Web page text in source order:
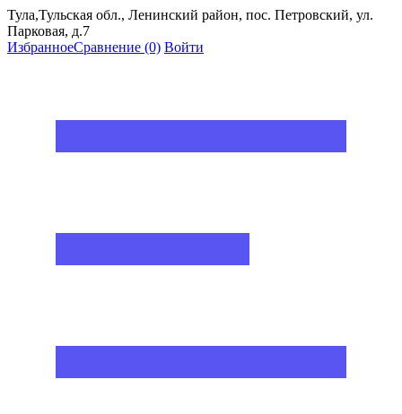
Тула,Тульская обл., Ленинский район, пос. Петровский, ул.
Парковая, д.7
ИзбранноеСравнение (0) Войти